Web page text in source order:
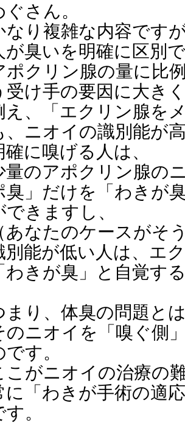
ぐさん。
なり複雑な内容です
が臭いを明確に区別
ポクリン腺の量に比
受け手の要因に大き
え、「エクリン腺を
、ニオイの識別能が
確に嗅げる人は、
量のアポクリン腺の
臭」だけを「わきが
できますし、
あなたのケースがそ
別能が低い人は、エ
わきが臭」と自覚す
まり、体臭の問題と
のニオイを「嗅ぐ側
です。
こがニオイの治療の
に「わきが手術の適
す。